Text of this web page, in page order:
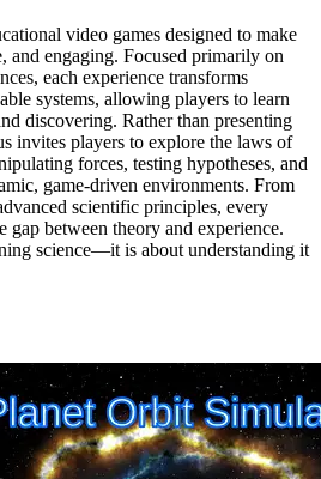
video games designed to make
and engaging. Focused primarily on
each experience transforms
systems, allowing players to learn
discovering. Rather than presenting
invites players to explore the laws of
forces, testing hypotheses, and
game-driven environments. From
scientific principles, every
gap between theory and experience.
science—it is about understanding it